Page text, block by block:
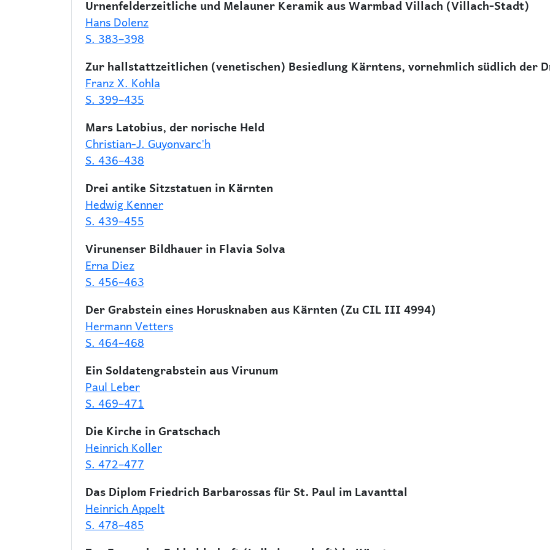
Urnenfelderzeitliche und Melauner Keramik aus Warmbad Villach (Villach-Stadt)
Hans Dolenz
S. 383–398
Zur hallstattzeitlichen (venetischen) Besiedlung Kärntens, vornehmlich südlich der
Franz X. Kohla
S. 399–435
Mars Latobius, der norische Held
Christian-J. Guyonvarc'h
S. 436–438
Drei antike Sitzstatuen in Kärnten
Hedwig Kenner
S. 439–455
Virunenser Bildhauer in Flavia Solva
Erna Diez
S. 456–463
Der Grabstein eines Horusknaben aus Kärnten (Zu CIL III 4994)
Hermann Vetters
S. 464–468
Ein Soldatengrabstein aus Virunum
Paul Leber
S. 469–471
Die Kirche in Gratschach
Heinrich Koller
S. 472–477
Das Diplom Friedrich Barbarossas für St. Paul im Lavanttal
Heinrich Appelt
S. 478–485